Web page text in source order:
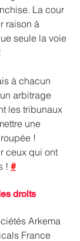
La cour
raison à
seule la voie
à chacun
arbitrage
les tribunaux
une
!
ceux qui ont
! #
droits
Arkema
France